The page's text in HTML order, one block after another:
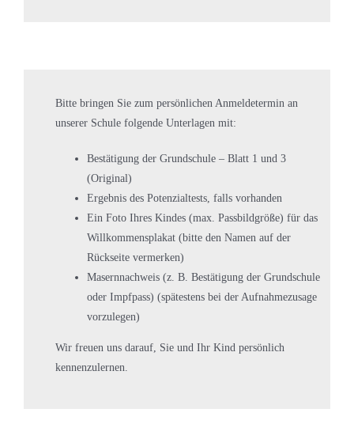
Bitte bringen Sie zum persönlichen Anmeldetermin an
unserer Schule folgende Unterlagen mit:
Bestätigung der Grundschule – Blatt 1 und 3
(Original)
Ergebnis des Potenzialtests, falls vorhanden
Ein Foto Ihres Kindes (max. Passbildgröße) für das
Willkommensplakat (bitte den Namen auf der
Rückseite vermerken)
Masernnachweis (z. B. Bestätigung der Grundschule
oder Impfpass) (spätestens bei der Aufnahmezusage
vorzulegen)
Wir freuen uns darauf, Sie und Ihr Kind persönlich
kennenzulernen.